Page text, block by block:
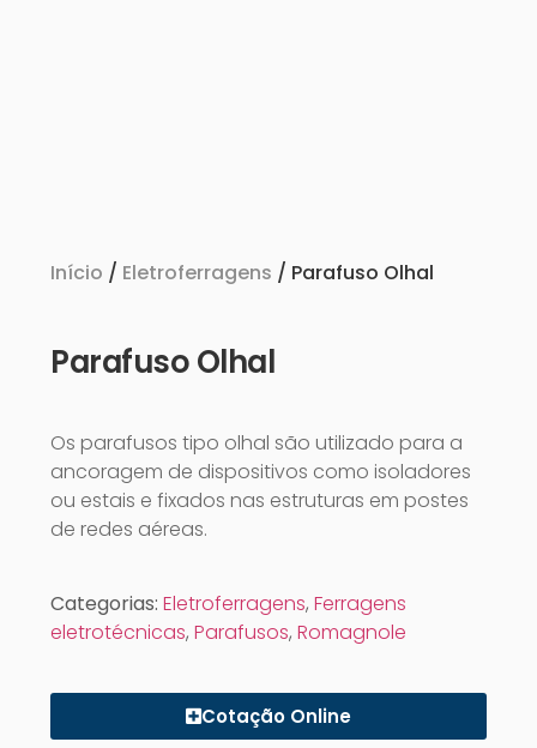
Início / Eletroferragens / Parafuso Olhal
Parafuso Olhal
Os parafusos tipo olhal são utilizado para a
ancoragem de dispositivos como isoladores
ou estais e fixados nas estruturas em postes
de redes aéreas.
Categorias: Eletroferragens, Ferragens
eletrotécnicas, Parafusos, Romagnole
Cotação Online